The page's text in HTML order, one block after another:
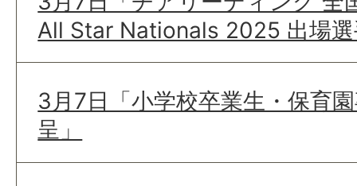
All Star Nationals 2025 出場
3月7日「小学校卒業生・保育
呈」